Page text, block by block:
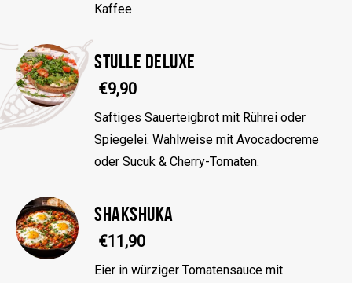
Kaffee
STULLE DELUXE
€9,90
Saftiges Sauerteigbrot mit Rührei oder
Spiegelei. Wahlweise mit Avocadocreme
oder Sucuk & Cherry-Tomaten.
SHAKSHUKA
€11,90
Eier in würziger Tomatensauce mit